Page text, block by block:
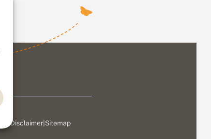
Disclaimer Sitemap